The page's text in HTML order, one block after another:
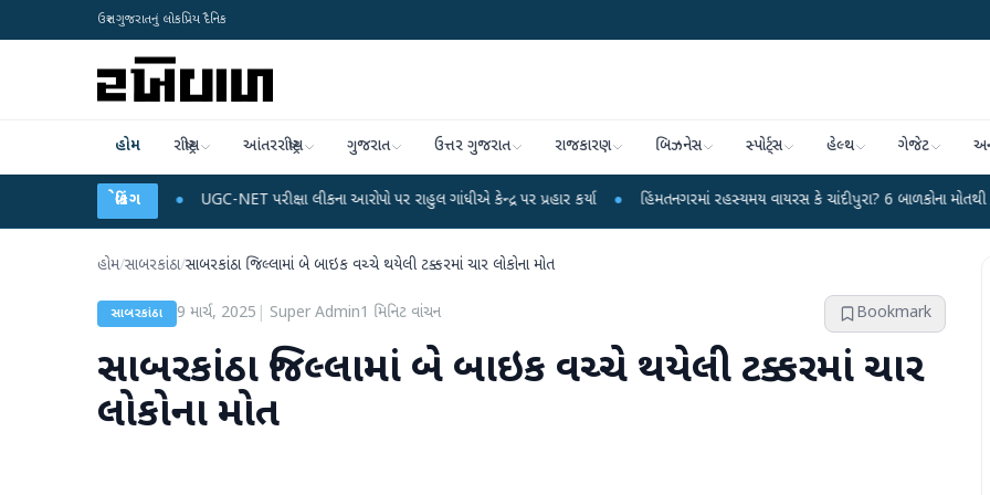
ઉત્તર ગુજરાતનું લોકપ્રિય દૈનિક
હોમ રાષ્ટ્રીય આંતરરાષ્ટ્રીય ગુજરાત ઉત્તર ગુજરાત રાજકારણ બિઝનેસ સ્પોર્ટ્સ હેલ્થ ગેજેટ
બ્રેકિંગ
UGC-NET પરીક્ષા લીકના આરોપો પર રાહુલ ગાંધીએ કેન્દ્ર પર પ્રહાર કર્યા ● હિંમતનગરમાં રહસ્યમય વાયરસ કે ચાંદીપુરા? 6 બાળકોના મોતથી ફફડાટ ●
હોમ/સાબરકાંઠા/સાબરકાંઠા જિલ્લામાં બે બાઇક વચ્ચે થયેલી ટક્કરમાં ચાર લોકોના મોત
સાબરકાંઠા 9 માર્ચ, 2025 Super Admin1 મિનિટ વાંચન Bookmark
સાબરકાંઠા જિલ્લામાં બે બાઇક વચ્ચે થયેલી ટક્કરમાં ચાર
લોકોના મોત